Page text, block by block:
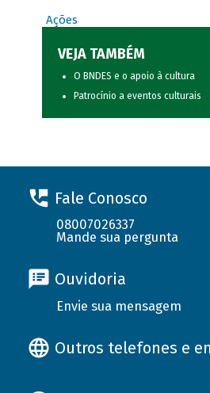
Ações
VEJA TAMBÉM
O BNDES e o apoio à cultura
Patrocínio a eventos culturais
Fale Conosco
08007026337
Mande sua pergunta
Ouvidoria
Envie sua mensagem
Outros telefones e